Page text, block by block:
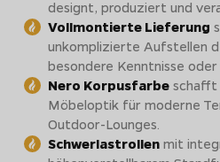
designt, produziert und
Vollmontierte Lieferung
unkomplizierte Aufstellen
besondere Kenntnisse
Nero Korpusfarbe schafft
Möbeloptik für moderne
Outdoor-Lounges.
Schwerlastrollen mit